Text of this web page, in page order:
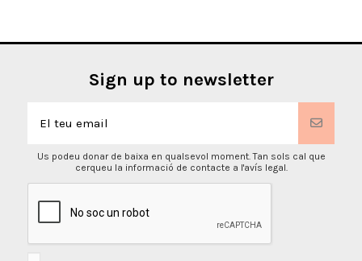
Sign up to newsletter
Us podeu donar de baixa en qualsevol moment. Tan sols cal que
cerqueu la informació de contacte a l'avís legal.